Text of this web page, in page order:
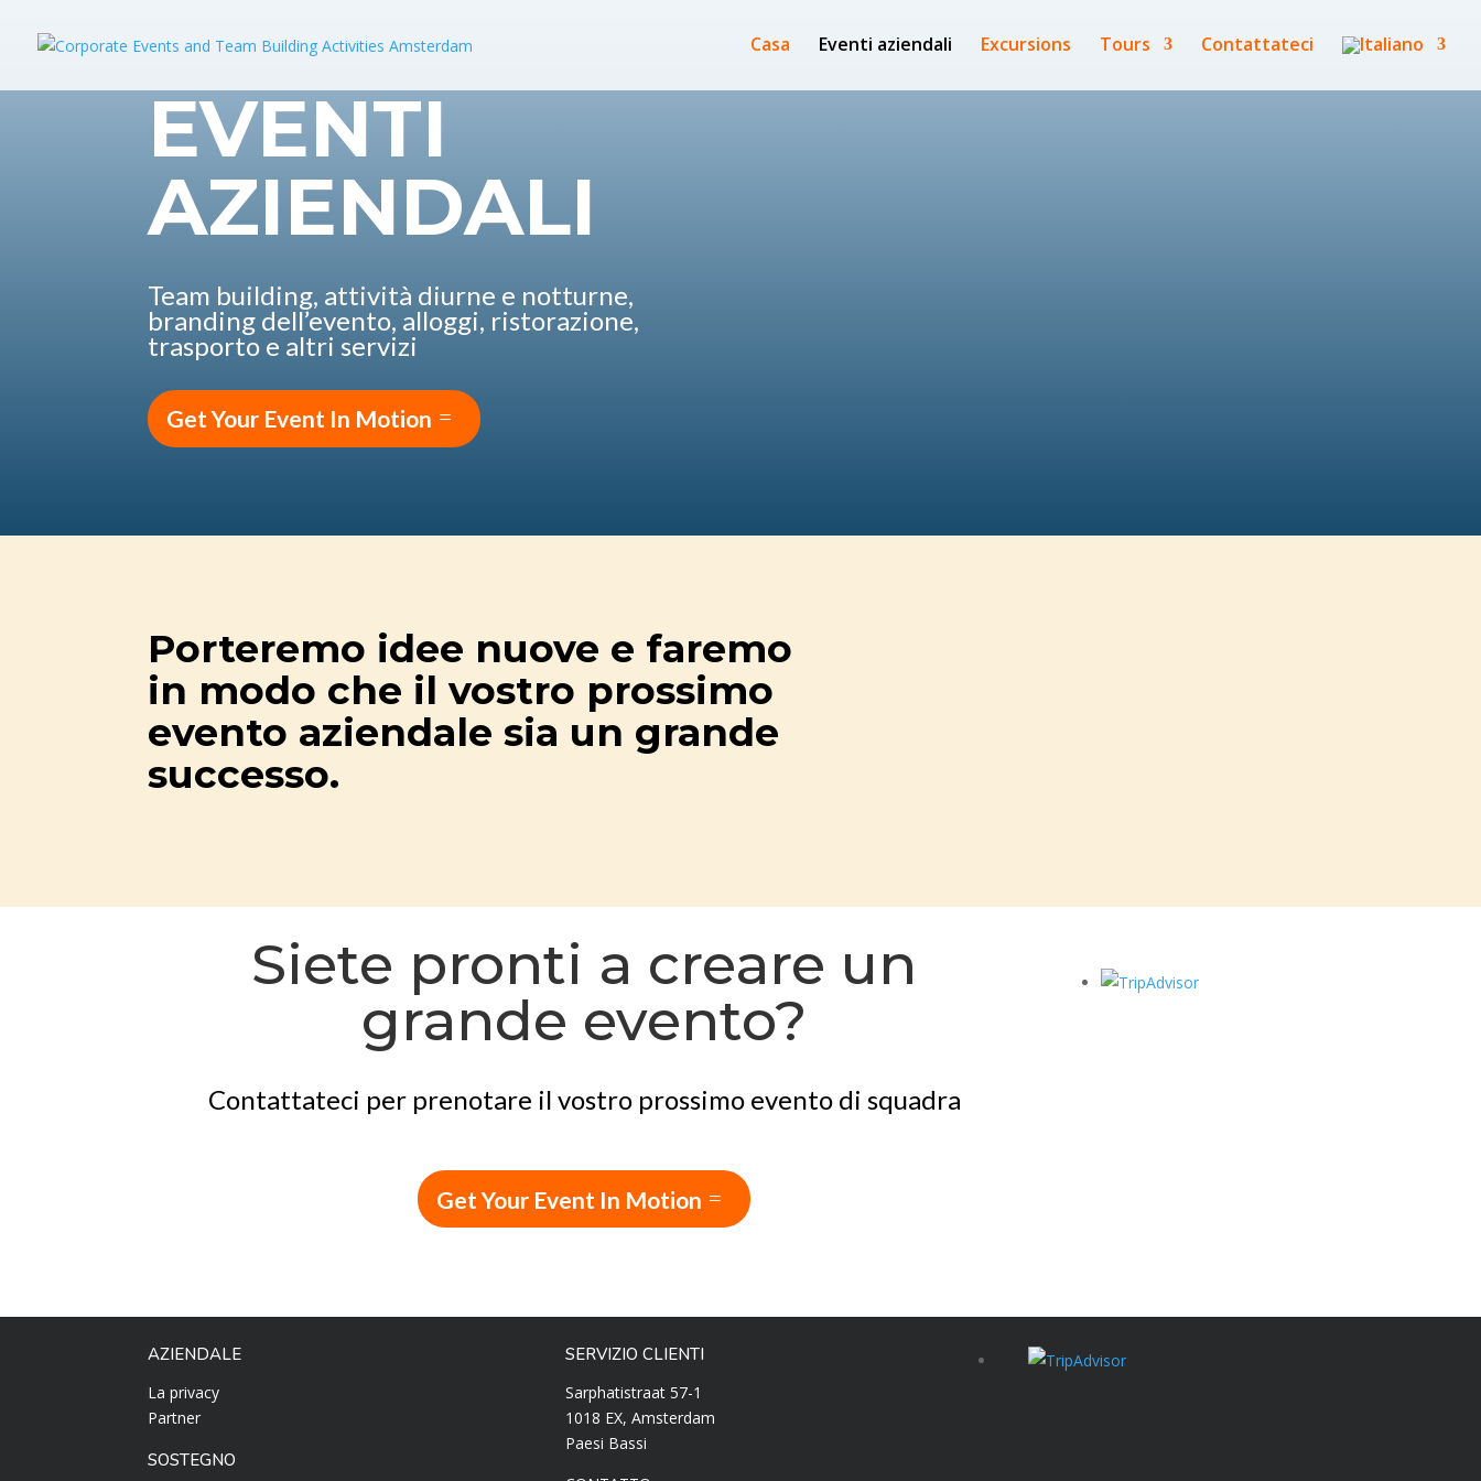
Casa Eventi aziendali Excursions Tours Contattateci
EVENTI
AZIENDALI
Team building, attività diurne e notturne,
branding dell’evento, alloggi, ristorazione,
trasporto e altri servizi
Get Your Event In Motion
Porteremo idee nuove e faremo
in modo che il vostro prossimo
evento aziendale sia un grande
successo.
Siete pronti a creare un
grande evento?
Contattateci per prenotare il vostro prossimo evento di squadra
Get Your Event In Motion
AZIENDALE
La privacy
Partner
SOSTEGNO
SERVIZIO CLIENTI
Sarphatistraat 57-1
1018 EX, Amsterdam
Paesi Bassi